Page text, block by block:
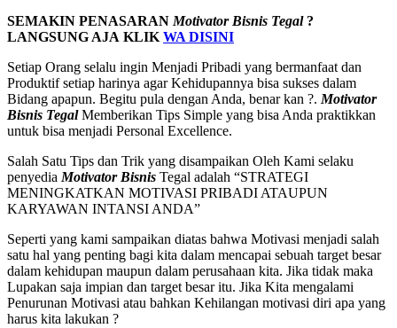
SEMAKIN PENASARAN Motivator Bisnis Tegal ?
LANGSUNG AJA KLIK WA DISINI
Setiap Orang selalu ingin Menjadi Pribadi yang bermanfaat dan
Produktif setiap harinya agar Kehidupannya bisa sukses dalam
Bidang apapun. Begitu pula dengan Anda, benar kan ?. Motivator
Bisnis TegalMemberikan Tips Simple yang bisa Anda praktikkan
untuk bisa menjadi Personal Excellence.
Salah Satu Tips dan Trik yang disampaikan Oleh Kami selaku
penyedia Motivator Bisnis Tegal adalah “STRATEGI
MENINGKATKAN MOTIVASI PRIBADI ATAUPUN
KARYAWAN INTANSI ANDA”
Seperti yang kami sampaikan diatas bahwa Motivasi menjadi salah
satu hal yang penting bagi kita dalam mencapai sebuah target besar
dalam kehidupan maupun dalam perusahaan kita. Jika tidak maka
Lupakan saja impian dan target besar itu. Jika Kita mengalami
Penurunan Motivasi atau bahkan Kehilangan motivasi diri apa yang
harus kita lakukan ?